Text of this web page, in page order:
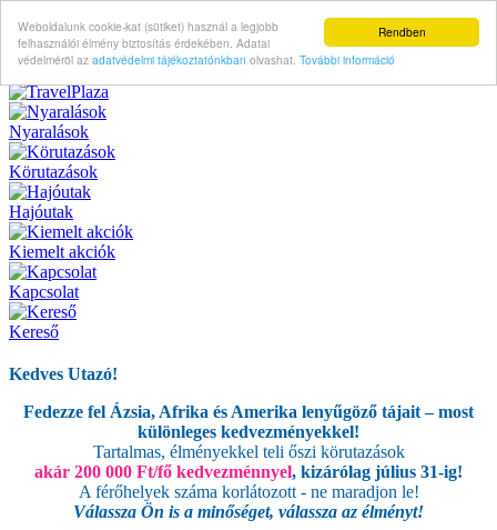
Rendben
Weboldalunk cookie-kat (sütiket) használ a legjobb
felhasználói élmény biztosítás érdekében. Adatai
védelméröl az adatvédelmi tájékoztatónkban olvashat. További információ
Nyaralások
Körutazások
Hajóutak
Kiemelt akciók
Kapcsolat
Kereső
Kedves Utazó!
Fedezze fel Ázsia, Afrika és Amerika lenyűgöző tájait – most
különleges kedvezményekkel!
Tartalmas, élményekkel teli őszi körutazások
akár 200 000 Ft/fő kedvezménnyel, kizárólag július 31-ig!
A férőhelyek száma korlátozott - ne maradjon le!
Válassza Ön is a minőséget, válassza az élményt!